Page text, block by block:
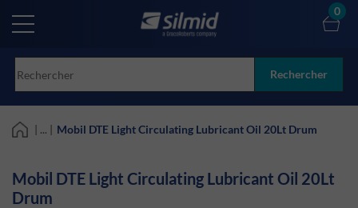
main
Rechercher
0
| ... | Mobil DTE Light Circulating Lubricant Oil 20Lt Drum
Mobil DTE Light Circulating Lubricant Oil 20Lt
Drum